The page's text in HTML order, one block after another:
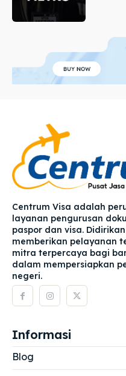
Centrum Visa adalah
layanan pengurusan
paspor dan visa.
memberikan pelayanan
mitra terpercaya bagi
dalam mempersiapkan
negeri.
Informasi
Blog